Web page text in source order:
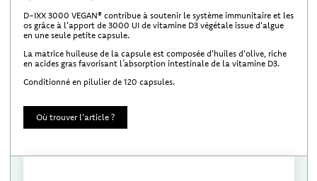
D-IXX 3000 VEGAN® contribue à soutenir le système immunitaire et les
os grâce à l'apport de 3000 UI de vitamine D3 végétale issue d'algue
en une seule petite capsule.
La matrice huileuse de la capsule est composée d'huiles d'olive, riche
en acides gras favorisant l’absorption intestinale de la vitamine D3.
Conditionné en pilulier de 120 capsules.
Où trouver l'article ?